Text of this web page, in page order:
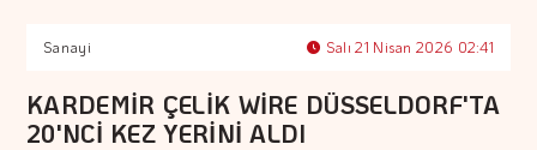
Sanayi Salı 21 Nisan 2026 02:41
KARDEMİR ÇELİK WİRE DÜSSELDORF'TA
20'NCİ KEZ YERİNİ ALDI